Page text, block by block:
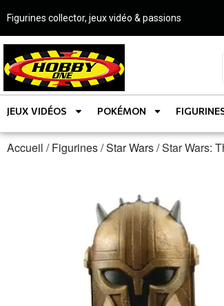
Figurines collector, jeux vidéo & passions
JEUX VIDÉOS POKÉMON
Accueil /Figurines/Star Wars/ Star Wars: